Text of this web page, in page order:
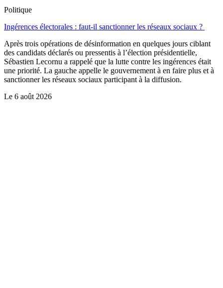
Politique
Ingérences électorales : faut-il sanctionner les réseaux sociaux ?
Après trois opérations de désinformation en quelques jours ciblant
des candidats déclarés ou pressentis à l’élection présidentielle,
Sébastien Lecornu a rappelé que la lutte contre les ingérences était
une priorité. La gauche appelle le gouvernement à en faire plus et à
sanctionner les réseaux sociaux participant à la diffusion.
Le 6 août 2026